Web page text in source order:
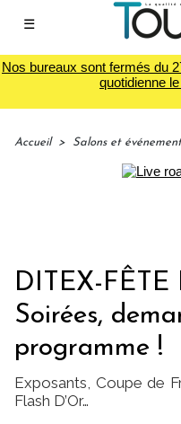
☰
Nos bureaux sont fermés du
quotidienne
Accueil > Salons et
DITEX-FÊTE
Soirées,
programme !
Exposants, Coupe de
Flash D’Or…